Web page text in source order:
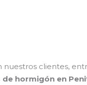
nuestros clientes,
hormigón en